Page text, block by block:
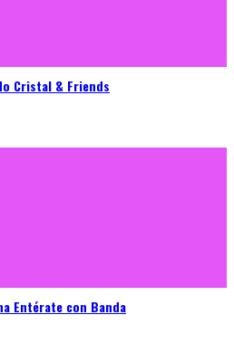
Cristal & Friends
Entérate con Banda